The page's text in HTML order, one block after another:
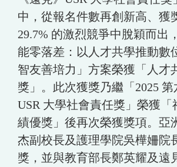
中，從報名件數再創新高、獲
29.7% 的激烈競爭中脫穎而出
能零落差：以人才共學推動數
智友善培力」方案榮獲「人才
獎」。此次獲獎乃繼「2025 第
USR 大學社會責任獎」榮獲「
績優獎」後再次榮獲獎項。亞
杰副校長及護理學院吳樺姍院
獎，並與教育部長鄭英耀及遠